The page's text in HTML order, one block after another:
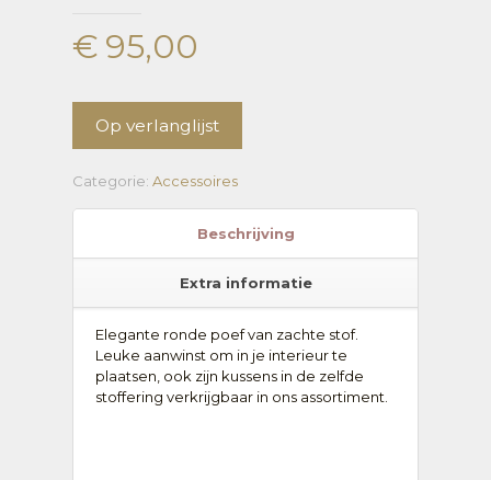
€ 95,00
Op verlanglijst
Categorie: Accessoires
Beschrijving
Extra informatie
Elegante ronde poef van zachte stof.
Leuke aanwinst om in je interieur te
plaatsen, ook zijn kussens in de zelfde
stoffering verkrijgbaar in ons assortiment.